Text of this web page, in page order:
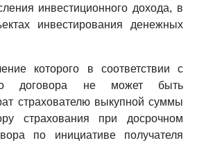
инвестиционного дохода, в
инвестирования денежных
которого в соответствии с
договора не может быть
страхователю выкупной суммы
страхования при досрочном
по инициативе получателя